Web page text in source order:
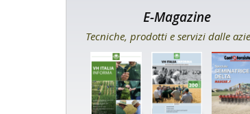
E-Magazine
Tecniche, prodotti e servizi dalle